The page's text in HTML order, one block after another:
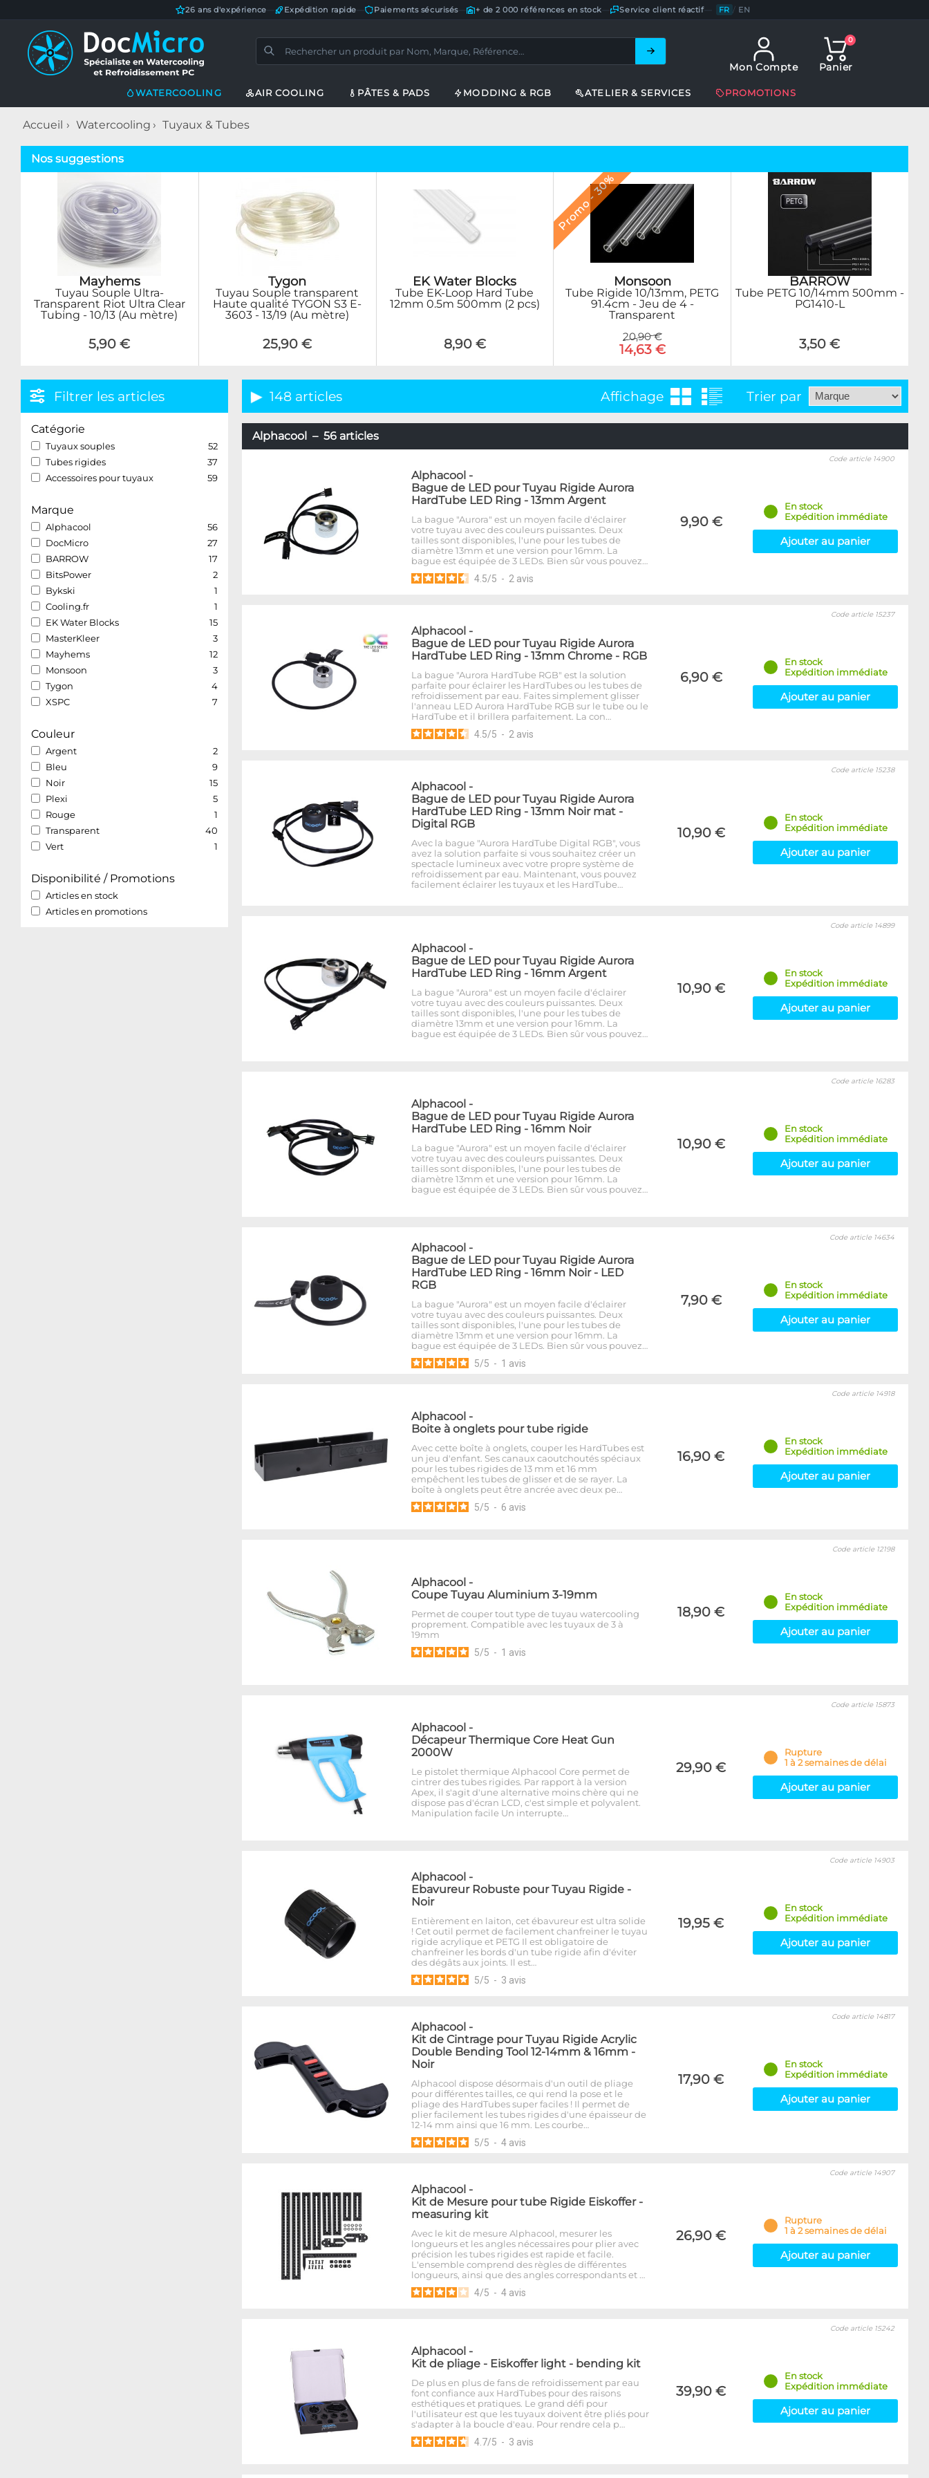
26 ans d'expérience Expédition rapide Paiements sécurisés— + de 2 000 références en stock Service client réactif— FR / EN
Mon Compte
0
Panier
WATERCOOLING AIR COOLING PÂTES & PADS MODDING & RGB ATELIER & SERVICES PROMOTIONS
Accueil Watercooling Tuyaux & Tubes
Nos suggestions
Mayhems
Tuyau Souple Ultra-
Transparent Riot Ultra Clear
Tubing - 10/13 (Au mètre)
5,90 €
Tygon
Tuyau Souple transparent
Haute qualité TYGON S3 E-
3603 - 13/19 (Au mètre)
25,90 €
EK Water Blocks
Tube EK-Loop Hard Tube
12mm 0.5m 500mm (2 pcs)
8,90 €
Promo - 30%
Monsoon
Tube Rigide 10/13mm, PETG
91.4cm - Jeu de 4 -
Transparent
20,90 €
14,63 €
BARROW
Tube PETG 10/14mm 500mm -
PG1410-L
3,50 €
Filtrer les articles
Catégorie
Tuyaux souples
52
Tubes rigides
37
Accessoires pour tuyaux
59
Marque
Alphacool
56
DocMicro
27
BARROW
17
BitsPower
2
Bykski
1
Cooling.fr
1
EK Water Blocks
15
MasterKleer
3
Mayhems
12
Monsoon
3
Tygon
4
XSPC
7
Couleur
Argent
2
Bleu
9
Noir
15
Plexi
5
Rouge
1
Transparent
40
Vert
1
Disponibilité / Promotions
Articles en stock
Articles en promotions
148 articles Affichage Trier par
Alphacool – 56 articles
Alphacool -
Bague de LED pour Tuyau Rigide Aurora
HardTube LED Ring - 13mm Argent
La bague "Aurora" est un moyen facile d'éclairer
votre tuyau avec des couleurs puissantes. Deux
tailles sont disponibles, l'une pour les tubes de
diamètre 13mm et une version pour 16mm. La
bague est équipée de 3 LEDs. Bien sûr vous pouvez…
4.5/5 - 2 avis
9,90 €
Code article 14900
En stock
Expédition immédiate
Ajouter au panier
Alphacool -
Bague de LED pour Tuyau Rigide Aurora
HardTube LED Ring - 13mm Chrome - RGB
La bague "Aurora HardTube RGB" est la solution
parfaite pour éclairer les HardTubes ou les tubes de
refroidissement par eau. Faites simplement glisser
l'anneau LED Aurora HardTube RGB sur le tube ou le
HardTube et il brillera parfaitement. La con…
4.5/5 - 2 avis
6,90 €
Code article 15237
En stock
Expédition immédiate
Ajouter au panier
Alphacool -
Bague de LED pour Tuyau Rigide Aurora
HardTube LED Ring - 13mm Noir mat -
Digital RGB
Avec la bague "Aurora HardTube Digital RGB", vous
avez la solution parfaite si vous souhaitez créer un
spectacle lumineux avec votre propre système de
refroidissement par eau. Maintenant, vous pouvez
facilement éclairer les tuyaux et les HardTube…
10,90 €
Code article 15238
En stock
Expédition immédiate
Ajouter au panier
Alphacool -
Bague de LED pour Tuyau Rigide Aurora
HardTube LED Ring - 16mm Argent
La bague "Aurora" est un moyen facile d'éclairer
votre tuyau avec des couleurs puissantes. Deux
tailles sont disponibles, l'une pour les tubes de
diamètre 13mm et une version pour 16mm. La
bague est équipée de 3 LEDs. Bien sûr vous pouvez…
10,90 €
Code article 14899
En stock
Expédition immédiate
Ajouter au panier
Alphacool -
Bague de LED pour Tuyau Rigide Aurora
HardTube LED Ring - 16mm Noir
La bague "Aurora" est un moyen facile d'éclairer
votre tuyau avec des couleurs puissantes. Deux
tailles sont disponibles, l'une pour les tubes de
diamètre 13mm et une version pour 16mm. La
bague est équipée de 3 LEDs. Bien sûr vous pouvez…
10,90 €
Code article 16283
En stock
Expédition immédiate
Ajouter au panier
Alphacool -
Bague de LED pour Tuyau Rigide Aurora
HardTube LED Ring - 16mm Noir - LED
RGB
La bague "Aurora" est un moyen facile d'éclairer
votre tuyau avec des couleurs puissantes. Deux
tailles sont disponibles, l'une pour les tubes de
diamètre 13mm et une version pour 16mm. La
bague est équipée de 3 LEDs. Bien sûr vous pouvez…
5/5 - 1 avis
7,90 €
Code article 14634
En stock
Expédition immédiate
Ajouter au panier
Alphacool -
Boite à onglets pour tube rigide
Avec cette boîte à onglets, couper les HardTubes est
un jeu d'enfant. Ses canaux caoutchoutés spéciaux
pour les tubes rigides de 13 mm et 16 mm
empêchent les tubes de glisser et de se rayer. La
boîte à onglets peut être ancrée avec deux pe…
5/5 - 6 avis
16,90 €
Code article 14918
En stock
Expédition immédiate
Ajouter au panier
Alphacool -
Coupe Tuyau Aluminium 3-19mm
Permet de couper tout type de tuyau watercooling
proprement. Compatible avec les tuyaux de 3 à
19mm
5/5 - 1 avis
18,90 €
Code article 12198
En stock
Expédition immédiate
Ajouter au panier
Alphacool -
Décapeur Thermique Core Heat Gun
2000W
Le pistolet thermique Alphacool Core permet de
cintrer des tubes rigides. Par rapport à la version
Apex, il s'agit d'une alternative moins chère qui ne
dispose pas d'écran LCD, c'est simple et polyvalent.
Manipulation facile Un interrupte…
29,90 €
Code article 15873
Rupture
1 à 2 semaines de délai
Ajouter au panier
Alphacool -
Ebavureur Robuste pour Tuyau Rigide -
Noir
Entièrement en laiton, cet ébavureur est ultra solide
! Cet outil permet de facilement chanfreiner le tuyau
rigide acrylique et PETG Il est obligatoire de
chanfreiner les bords d'un tube rigide afin d'éviter
des dégâts aux joints. Il est…
5/5 - 3 avis
19,95 €
Code article 14903
En stock
Expédition immédiate
Ajouter au panier
Alphacool -
Kit de Cintrage pour Tuyau Rigide Acrylic
Double Bending Tool 12-14mm & 16mm -
Noir
Alphacool dispose désormais d'un outil de pliage
pour différentes tailles, ce qui rend la pose et le
pliage des HardTubes super faciles ! Il permet de
plier facilement les tubes rigides d'une épaisseur de
12-14 mm ainsi que 16 mm. Les courbe…
5/5 - 4 avis
17,90 €
Code article 14817
En stock
Expédition immédiate
Ajouter au panier
Alphacool -
Kit de Mesure pour tube Rigide Eiskoffer -
measuring kit
Avec le kit de mesure Alphacool, mesurer les
longueurs et les angles nécessaires pour plier avec
précision les tubes rigides est rapide et facile.
L'ensemble comprend des règles de différentes
longueurs, ainsi que des angles correspondants et …
4/5 - 4 avis
26,90 €
Code article 14907
Rupture
1 à 2 semaines de délai
Ajouter au panier
Alphacool -
Kit de pliage - Eiskoffer light - bending kit
De plus en plus de fans de refroidissement par eau
font confiance aux HardTubes pour des raisons
esthétiques et pratiques. Le grand défi pour
l'utilisateur est que les tuyaux doivent être pliés pour
s'adapter à la boucle d'eau. Pour rendre cela p…
4.7/5 - 3 avis
39,90 €
Code article 15242
En stock
Expédition immédiate
Ajouter au panier